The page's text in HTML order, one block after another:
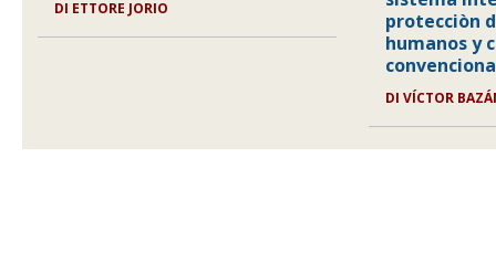
DI ETTORE JORIO
protecciòn
humanos y
DI VÍCTOR